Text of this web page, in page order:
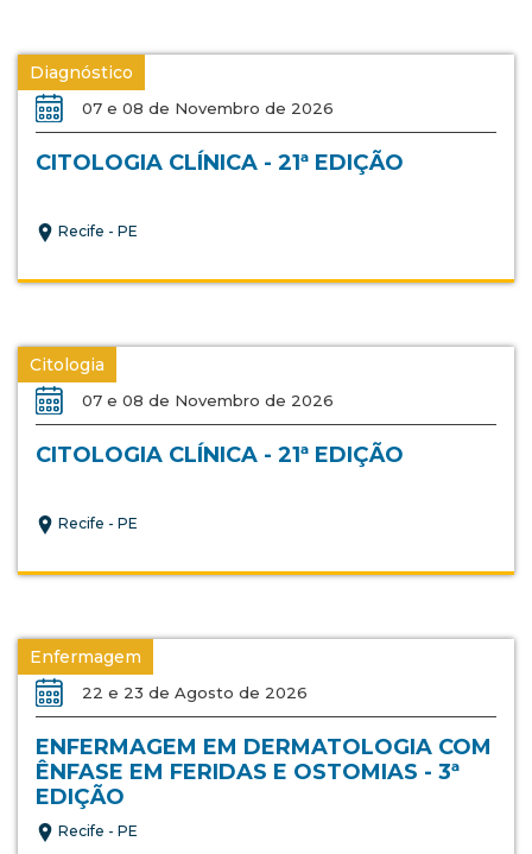
Diagnóstico
07 e 08 de Novembro de 2026
CITOLOGIA CLÍNICA - 21ª EDIÇÃO
Recife - PE
Citologia
07 e 08 de Novembro de 2026
CITOLOGIA CLÍNICA - 21ª EDIÇÃO
Recife - PE
Enfermagem
22 e 23 de Agosto de 2026
ENFERMAGEM EM DERMATOLOGIA COM
ÊNFASE EM FERIDAS E OSTOMIAS - 3ª
EDIÇÃO
Recife - PE